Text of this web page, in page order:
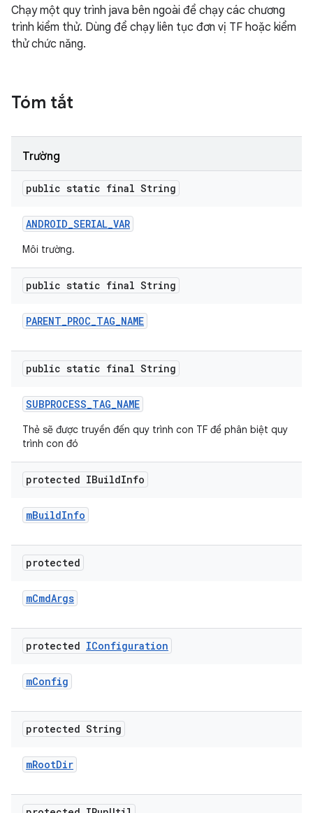
Chạy một quy trình java bên ngoài để chạy các chương
trình kiểm thử. Dùng để chạy liên tục đơn vị TF hoặc kiểm
thử chức năng.
Tóm tắt
Trường
public static final String
ANDROID_SERIAL_VAR
Môi trường.
public static final String
PARENT_PROC_TAG_NAME
public static final String
SUBPROCESS_TAG_NAME
Thẻ sẽ được truyền đến quy trình con TF để phân biệt quy
trình con đó
protected IBuildInfo
mBuildInfo
protected
mCmdArgs
protected IConfiguration
mConfig
protected String
mRootDir